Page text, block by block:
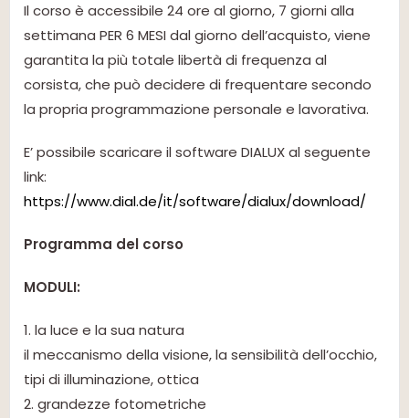
Il corso è accessibile 24 ore al giorno, 7 giorni alla
settimana PER 6 MESI dal giorno dell’acquisto, viene
garantita la più totale libertà di frequenza al
corsista, che può decidere di frequentare secondo
la propria programmazione personale e lavorativa.
E’ possibile scaricare il software DIALUX al seguente
link:
https://www.dial.de/it/software/dialux/download/
Programma del corso
MODULI:
1. la luce e la sua natura
il meccanismo della visione, la sensibilità dell’occhio,
tipi di illuminazione, ottica
2. grandezze fotometriche